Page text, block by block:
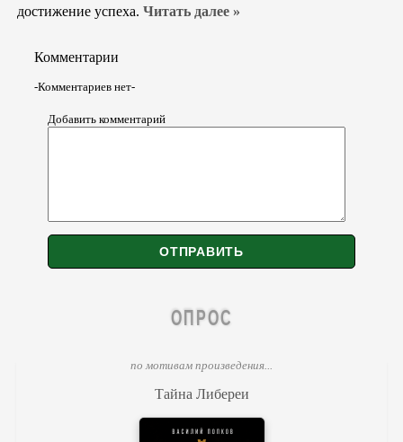
достижение успеха. Читать далее »
Комментарии
-Комментариев нет-
Добавить комментарий
ОПРОС
по мотивам произведения...
Тайна Либереи